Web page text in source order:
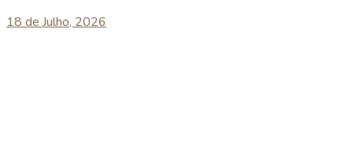
18 de Julho, 2026